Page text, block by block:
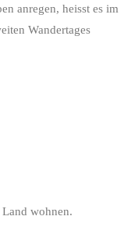
anregen, heisst es im
Wandertages
Land wohnen.